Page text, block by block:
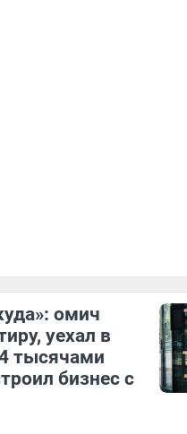
омич
уехал в
тысячами
бизнес с